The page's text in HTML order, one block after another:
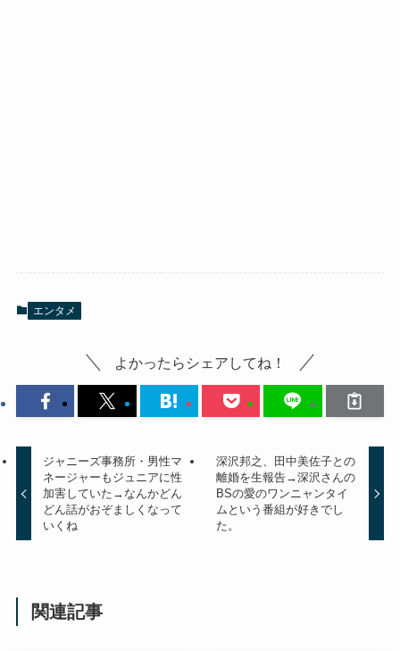
エンタメ
よかったらシェアしてね！
ジャニーズ事務所・男性マ
ネージャーもジュニアに性
加害していた→なんかどん
どん話がおぞましくなって
いくね
深沢邦之、田中美佐子との
離婚を生報告→深沢さんの
BSの愛のワンニャンタイ
ムという番組が好きでし
た。
関連記事